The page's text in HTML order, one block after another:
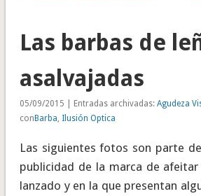
Las barbas de
asalvajadas
05/09/2015 | Entradas archivadas: Agudeza
con Barba, Ilusión Optica
Las siguientes fotos son parte
publicidad de la marca de afeitar
lanzado y en la que presentan